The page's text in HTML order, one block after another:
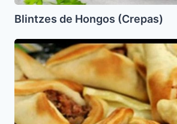
Blintzes de Hongos (Crepas)
Lajmayin,
Fatay,
Sfijas